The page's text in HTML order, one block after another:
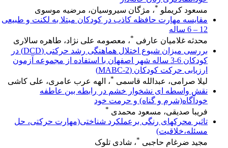
مسعود کریملو *، مژگان سیروسیان، مرضیه موسوی
مقایسه مهارت حافظه کاذب در کودکان مبتلا به لکنت و طبیعی
12 – 6 ساله
محدثه غلامیان عارفی * ، معصومه علی نژاد، طاهره سالاری
بررسی میزان شیوع اختلال هماهنگی رشد حرکتی (DCD) در
کودکان 6-3 ساله شهر اصفهان با استفاده از مجموعه آزمون
ارزیابی حرکت کودکان (MABC-2)
لیلا صرامی، عبدالله قاسمی *، الهه عرب عامری، علی کاشی
نقش واسطه ای نشخوار خشم در رابطه بین عاطفه
خودآگاه(شرم و گناه) و حرمت خود
فریبا صدیقی، مسعود محمدی *
تاثیر محرکهای رنگی برعملکرد شناختی(مهارت حرکتی، حل
مسئله،خلاقیت)
مجید ضرغام حاجبی * ، شادی تلوک